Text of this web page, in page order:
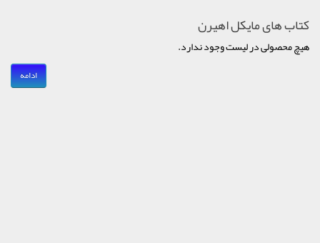
کتاب های مایکل اهیرن
هیچ محصولی در لیست وجود ندارد.
ادامه